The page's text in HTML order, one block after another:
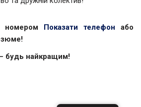
номером Показати телефон
або
будь найкращим!